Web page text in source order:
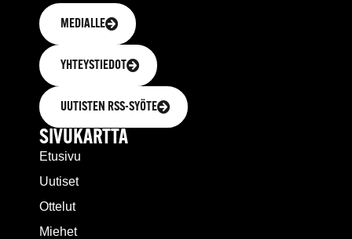
MEDIALLE
YHTEYSTIEDOT
UUTISTEN RSS-SYÖTE
SIVUKARTTA
Etusivu
Uutiset
Ottelut
Miehet